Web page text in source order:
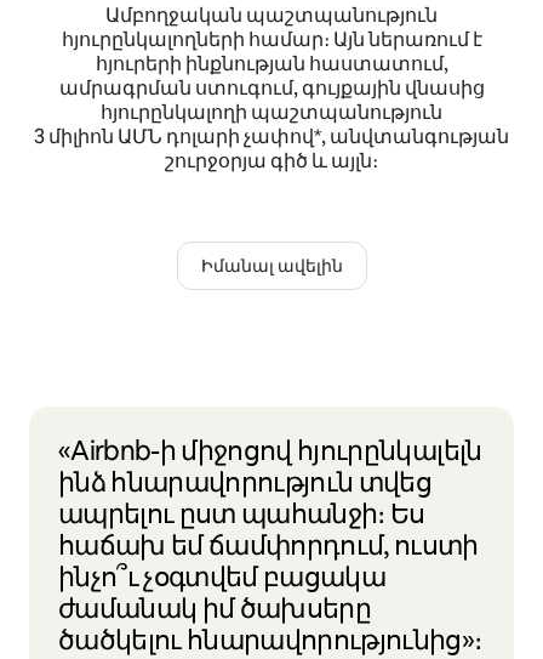
Ամբողջական պաշտպանություն
հյուրընկալողների համար։ Այն ներառում է
հյուրերի ինքնության հաստատում,
ամրագրման ստուգում, գույքային վնասից
հյուրընկալողի պաշտպանություն
3 միլիոն ԱՄՆ դոլարի չափով*, անվտանգության
շուրջօրյա գիծ և այլն։
Իմանալ ավելին
«Airbnb-ի միջոցով հյուրընկալելն
ինձ հնարավորություն տվեց
ապրելու ըստ պահանջի։ Ես
հաճախ եմ ճամփորդում, ուստի
ինչո՞ւ չօգտվեմ բացակա
ժամանակ իմ ծախսերը
ծածկելու հնարավորությունից»։